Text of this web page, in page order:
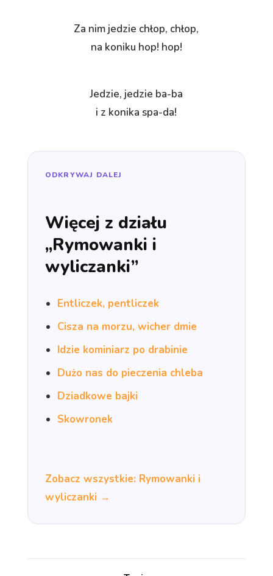
Za nim jedzie chłop, chłop,
na koniku hop! hop!
Jedzie, jedzie ba-ba
i z konika spa-da!
ODKRYWAJ DALEJ
Więcej z działu
„Rymowanki i
wyliczanki”
Entliczek, pentliczek
Cisza na morzu, wicher dmie
Idzie kominiarz po drabinie
Dużo nas do pieczenia chleba
Dziadkowe bajki
Skowronek
Zobacz wszystkie: Rymowanki i
wyliczanki →